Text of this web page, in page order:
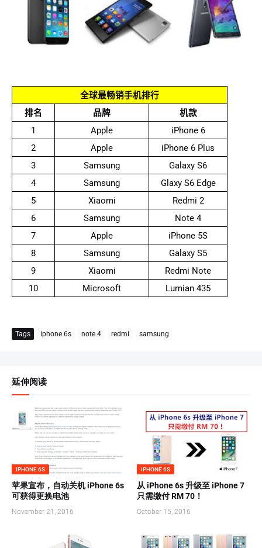
全球最畅销手机排行
排名
品牌 机款
1 Apple
iPhone 6
2
Apple
iPhone 6 Plus
3
Samsung
Galaxy S6
4
Samsung
Glaxy S6 Edge
5
Xiaomi
Redmi 2
6
Samsung
Note 4
7
Apple
iPhone 5S
8
Samsung
Galaxy S5
9
Xiaomi
Redmi Note
10
Microsoft Lumian 435
Tags iphone 6s note 4 redmi samsung
延伸阅读
IPHONE 6S
苹果宣布，自动关机 iPhone 6s
可获得更换电池
November 21, 2016
IPHONE 6S
从 iPhone 6s 升级至 iPhone 7
只需缴付 RM 70！
October 15, 2016